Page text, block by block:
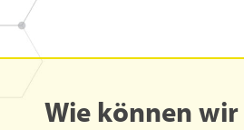
Wie können wir